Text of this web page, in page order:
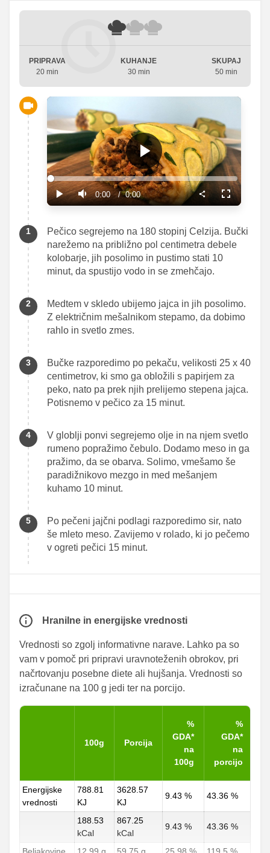
PRIPRAVA
20 min
KUHANJE
30 min
SKUPAJ
50 min
Predvajaj
Predvajaj
TihoCurrent
0:00 / Duration
0:00
Loaded:
0%
način
Pečico segrejemo na 180 stopinj Celzija. Bučki
narežemo na približno pol centimetra debele
kolobarje, jih posolimo in pustimo stati 10
minut, da spustijo vodo in se zmehčajo.
Medtem v skledo ubijemo jajca in jih posolimo.
Z električnim mešalnikom stepamo, da dobimo
rahlo in svetlo zmes.
Bučke razporedimo po pekaču, velikosti 25 x 40
centimetrov, ki smo ga obložili s papirjem za
peko, nato pa prek njih prelijemo stepena jajca.
Potisnemo v pečico za 15 minut.
V globlji ponvi segrejemo olje in na njem svetlo
rumeno popražimo čebulo. Dodamo meso in ga
pražimo, da se obarva. Solimo, vmešamo še
paradižnikovo mezgo in med mešanjem
kuhamo 10 minut.
Po pečeni jajčni podlagi razporedimo sir, nato
še mleto meso. Zavijemo v rolado, ki jo pečemo
v ogreti pečici 15 minut.
Hranilne in energijske vrednosti
Vrednosti so zgolj informativne narave. Lahko pa so
vam v pomoč pri pripravi uravnoteženih obrokov, pri
načrtovanju posebne diete ali hujšanja. Vrednosti so
izračunane na 100 g jedi ter na porcijo.
100g Porcija
%
GDA*
na
100g
%
GDA*
na
porcijo
Energijske
vrednosti
788.81
KJ
3628.57
KJ
9.43 % 43.36 %
188.53
kCal
867.25
kCal
9.43 % 43.36 %